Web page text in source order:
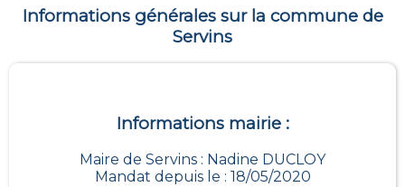
Informations générales sur la commune de
Servins
Informations mairie :
Maire de Servins : Nadine DUCLOY
Mandat depuis le : 18/05/2020